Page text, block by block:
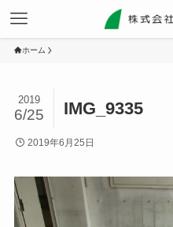
ホーム
IMG_9335
2019
6/25
2019年6月25日